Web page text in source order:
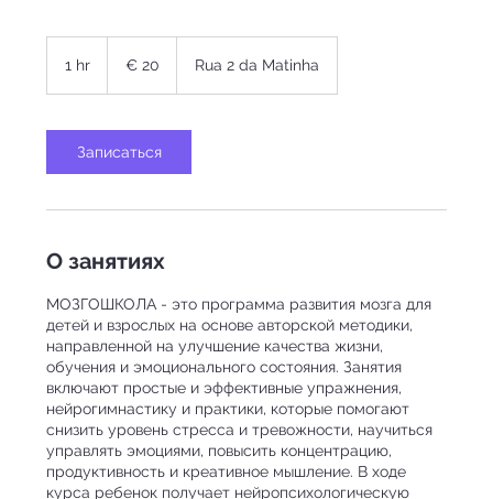
1 hr € 20 Rua 2 da Matinha
Записаться
О занятиях
МОЗГОШКОЛА - это программа развития мозга для
детей и взрослых на основе авторской методики,
направленной на улучшение качества жизни,
обучения и эмоционального состояния. Занятия
включают простые и эффективные упражнения,
нейрогимнастику и практики, которые помогают
снизить уровень стресса и тревожности, научиться
управлять эмоциями, повысить концентрацию,
продуктивность и креативное мышление. В ходе
курса ребенок получает нейропсихологическую